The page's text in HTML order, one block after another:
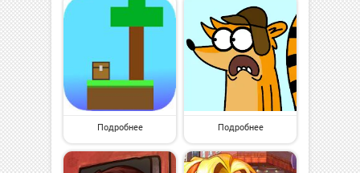
Подробнее Подробнее